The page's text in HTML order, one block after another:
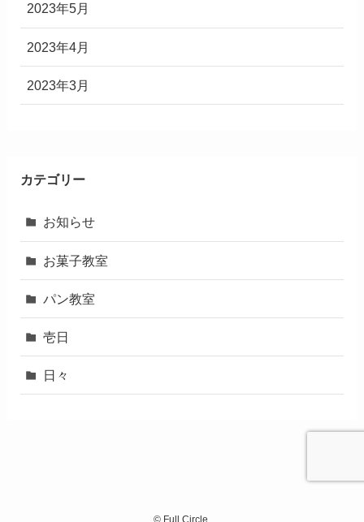
2023年5月
2023年4月
2023年3月
カテゴリー
お知らせ
お菓子教室
パン教室
壱日
日々